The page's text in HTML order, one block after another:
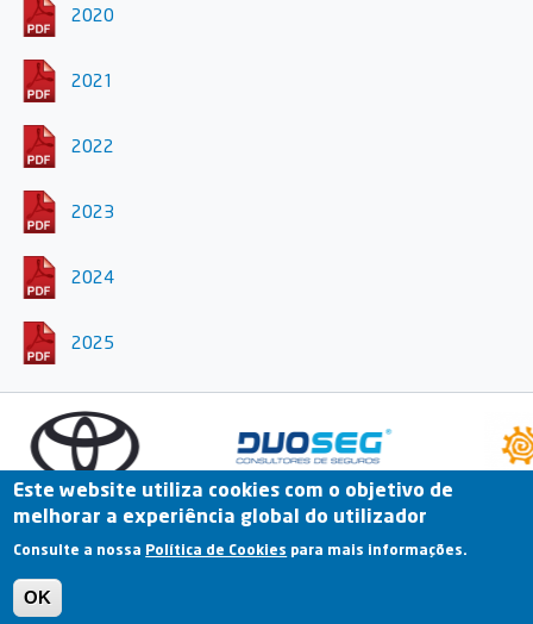
2020
2021
2022
2023
2024
2025
Previous
Fale Connosco Portal Online Arquivo
Termos e Condições | Política de Privacidade |
Este website utiliza cookies com o objetivo de
melhorar a experiência global do utilizador
Consulte a nossa Política de Cookies para mais informações.
OK